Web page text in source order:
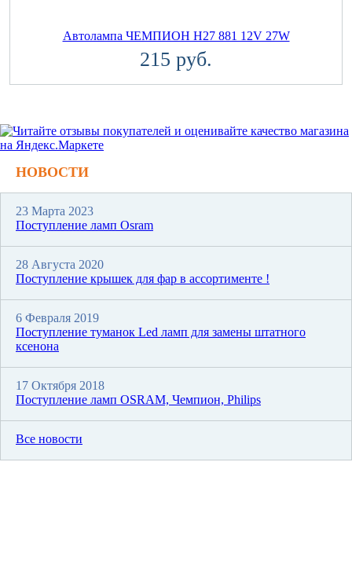
Автолампа ЧЕМПИОН H27 881 12V 27W
215 руб.
НОВОСТИ
23 Марта 2023
Поступление ламп Osram
28 Августа 2020
Поступление крышек для фар в ассортименте !
6 Февраля 2019
Поступление туманок Led ламп для замены штатного
ксенона
17 Октября 2018
Поступление ламп OSRAM, Чемпион, Philips
Все новости